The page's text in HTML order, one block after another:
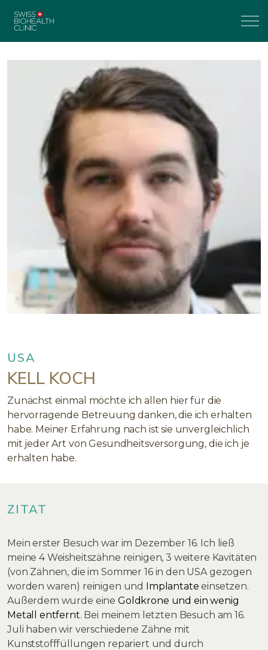
USA
KELL KOCH
Zunächst einmal möchte ich allen hier für die
hervorragende Betreuung danken, die ich erhalten
habe. Meiner Erfahrung nach ist sie unvergleichlich
mit jeder Art von Gesundheitsversorgung, die ich je
erhalten habe.
ZITAT
Mein erster Besuch war im Dezember 16. Ich ließ
meine 4 Weisheitszähne reinigen, 3 weitere Kavitäten
(von Zähnen, die im Sommer 16 in den USA gezogen
worden waren) reinigen und Implantate einsetzen.
Außerdem wurde eineGoldkrone und ein wenig
Metall entfernt. Bei meinem letzten Besuch am 16.
Juli haben wir verschiedene Zähne mit
Kunststofffüllungen repariert und durch